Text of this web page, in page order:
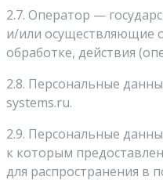
2.7. Оператор —
и/или осуществляющие
обработке, действия
2.8. Персональные
systems.ru.
2.9. Персональные
к которым
для распространения в